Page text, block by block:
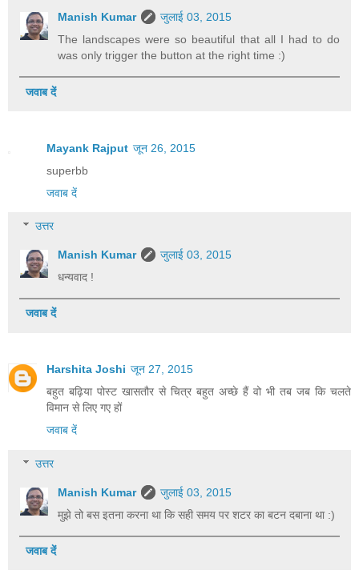
Manish Kumar
जुलाई 03, 2015
The landscapes were so beautiful that all I had to do
was only trigger the button at the right time :)
जवाब दें
Mayank Rajput जून 26, 2015
superbb
जवाब दें
उत्तर
Manish Kumar
जुलाई 03, 2015
धन्यवाद !
जवाब दें
Harshita Joshi जून 27, 2015
बहुत बढ़िया पोस्ट खासतौर से चित्र बहुत अच्छे हैं वो भी तब जब कि चलते
विमान से लिए गए हों
जवाब दें
उत्तर
Manish Kumar
जुलाई 03, 2015
मुझे तो बस इतना करना था कि सही समय पर शटर का बटन दबाना था :)
जवाब दें